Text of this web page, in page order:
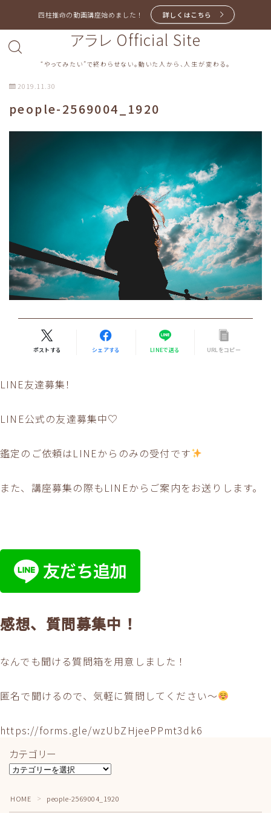
四柱推命の動画講座始めました！ 詳しくはこちら
アラレ Official Site
“やってみたい”で終わらせない。動いた人から、人生が変わる。
2019.11.30
people-2569004_1920
ポストする シェアする LINEで送る URLをコピー
LINE友達募集！
LINE公式の友達募集中♡
鑑定のご依頼はLINEからのみの受付です
また、講座募集の際もLINEからご案内をお送りします。
感想、質問募集中！
なんでも聞ける質問箱を用意しました！
匿名で聞けるので、気軽に質問してください〜
https://forms.gle/wzUbZHjeePPmt3dk6
カテゴリー
カ
ゴ
HOME ＞ people-2569004_1920